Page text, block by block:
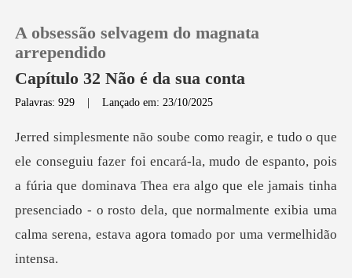
Loja
Histórico
A obsessão selvagem do magnata
arrependido
Capítulo 32 Não é da sua conta
Palavras: 929 |Lançado em: 23/10/2025
de espanto, pois
a fúria que dominava Thea era algo que ele jamais tinha
presenciado - o rosto